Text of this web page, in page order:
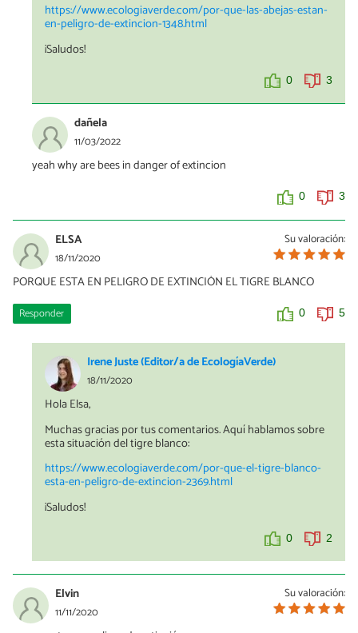
https://www.ecologiaverde.com/por-que-las-abejas-estan-
en-peligro-de-extincion-1348.html
¡Saludos!
0 3
dañela
11/03/2022
yeah why are bees in danger of extincion
0 3
Su valoración:
ELSA
18/11/2020
PORQUE ESTA EN PELIGRO DE EXTINCIÓN EL TIGRE BLANCO
Responder 0 5
Irene Juste (Editor/a de EcologíaVerde)
18/11/2020
Hola Elsa,
Muchas gracias por tus comentarios. Aquí hablamos sobre
esta situación del tigre blanco:
https://www.ecologiaverde.com/por-que-el-tigre-blanco-
esta-en-peligro-de-extincion-2369.html
¡Saludos!
0 2
Su valoración:
Elvin
11/11/2020